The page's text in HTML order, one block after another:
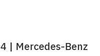
| Mercedes-Benz